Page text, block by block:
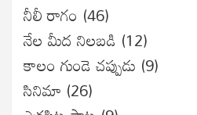
నీలీ రాగం (46)
నేల మీద నిలబడి (12)
కాలం గుండె చప్పుడు (9)
సినిమా (26)